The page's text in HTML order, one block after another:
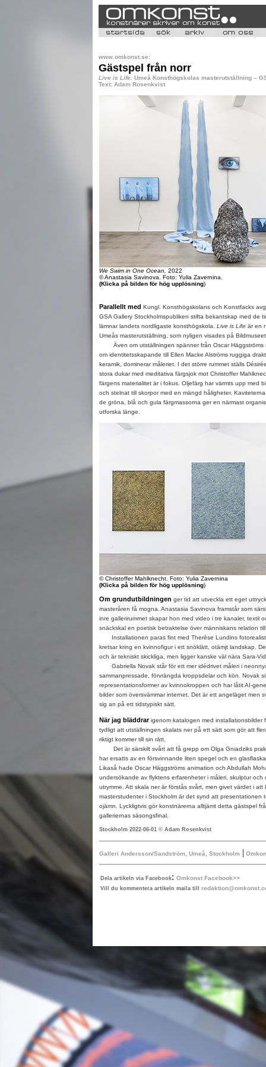
www.omkonst.se:
Gästspel från norr
Live is Life.
Umeå Konsthögskolas masterutställning –
Text: Adam Rosenkvist
We Swim in One Ocean,
2022
© Anastasia Savinova. Foto: Yulia Zavernina.
(Klicka på bilden för hög upplösning)
Parallellt med Kungl. Konsthögskolans och Konstfacks
GSA Gallery Stockholmspubliken stifta bekantskap med de
lämnar landets nordligaste konsthögskola. Live is Life är en
Umeås masterutställning, som nyligen visades på
Även om utställningen spänner från Oscar Häggströms
om identitetsskapande till Ellen Macke Alströms ruggiga
keramik, dominerar måleriet. I det större rummet ställs
stora dukar med meditativa färgsjok mot Christoffer
färgens materialitet är i fokus. Oljefärg har värmts upp med
och stelnat till skorpor med en mängd håligheter.
de gröna, blå och gula färgmassorna ger en närmast
utforska länge.
© Christoffer Mahlknecht. Foto: Yulia Zavernina
(Klicka på bilden för hög upplösning)
Om grundutbildningen ger tid att utveckla ett eget
masteråren få mogna. Anastasia Savinova framstår som
inre gallerirummet skapar hon med video i tre kanaler, textil
snäckskal en poetisk betraktelse över människans relation
Installationen paras fint med Therése Lundins
kretsar kring en kvinnofigur i ett snöklätt, otämjt landskap.
och är tekniskt skickliga, men ligger kanske väl nära Sara-
Gabriella Novak står för ett mer idédrivet måleri i
sammanpressade, förvrängda kroppsdelar och kön. Novak
representationsformer av kvinnokroppen och har låtit AI-
bilder som översvämmar internet. Det är ett angeläget men
sig an på ett tidstypiskt sätt.
När jag bläddrarigenom katalogen med installationsbilder
tydligt att utställningen skalats ner på ett sätt som gör att
riktigt kommer till sin rätt.
Det är särskilt svårt att få grepp om Olga Gniadziks
har ersatts av en försvinnande liten spegel och en
Likaså hade Oscar Häggströms animation och Abdullah
undersökande av flyktens erfarenheter i måleri, skulptur och
utrymme. Att skala ner är förstås svårt, men givet värdet i att
masterstudenter i Stockholm är det synd att presentationen
ojämn. Lyckligtvis gör konstnärerna alltjämt detta gästspel
galleriernas säsongsfinal.
Stockholm 2022-06-01 © Adam Rosenkvist
Galleri Andersson/Sandström, Umeå, Stockholm|
Dela artikeln via Facebook: Omkonst Facebook>>
Vill du kommentera artikeln maila till